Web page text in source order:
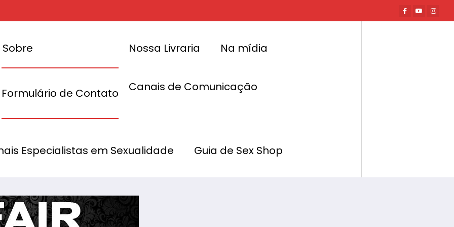
Sobre
Formulário de Contato
Nossa Livraria Na mídia
Canais de Comunicação
Especialistas em Sexualidade Guia de Sex Shop
a
luxo